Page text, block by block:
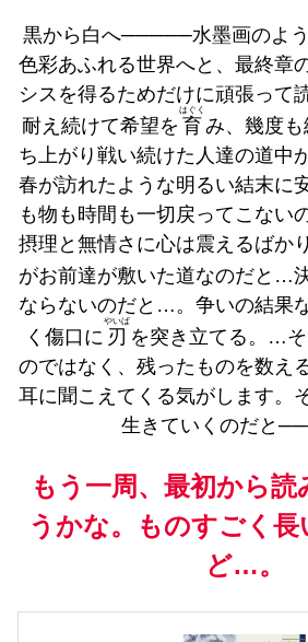
黒から白へ─────水墨画のよ
色彩あふれる世界へと、最終章
シスを得るためだけに頑張って
耐え続けて希望を 育
はぐく
み、幾度も
ち上がり戦い続けた人達の道中
春が訪れたような明るい結末に
も物も時間も一切戻ってこない
摂理と無情さに心は震えるばか
がお前達が敷いた道なのだと…
ならないのだと…。争いの結果
く傷口に 刃
やいば
を突き立てる。…
のではなく、残ったものを数え
耳に聞こえてくる気がします。
生きていくのだと
もう一周、最初から読
うかな。ものすごく
ど…。